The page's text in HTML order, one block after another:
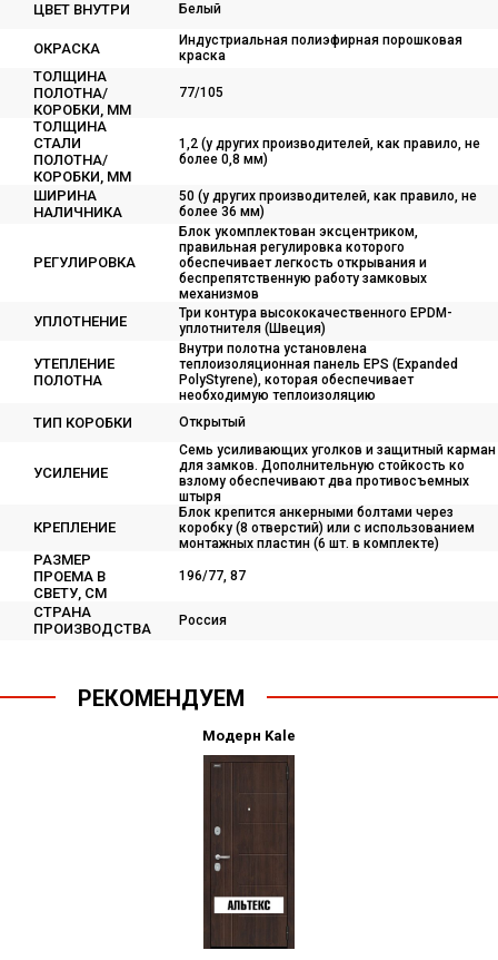
ЦВЕТ ВНУТРИ Белый
ОКРАСКА
Индустриальная полиэфирная порошковая
краска
ТОЛЩИНА
ПОЛОТНА/
КОРОБКИ, ММ
77/105
ТОЛЩИНА
СТАЛИ
ПОЛОТНА/
КОРОБКИ, ММ
1,2 (у других производителей, как правило, не
более 0,8 мм)
ШИРИНА
НАЛИЧНИКА
50 (у других производителей, как правило, не
более 36 мм)
РЕГУЛИРОВКА
Блок укомплектован эксцентриком,
правильная регулировка которого
обеспечивает легкость открывания и
беспрепятственную работу замковых
механизмов
УПЛОТНЕНИЕ
Три контура высококачественного EPDM-
уплотнителя (Швеция)
УТЕПЛЕНИЕ
ПОЛОТНА
Внутри полотна установлена
теплоизоляционная панель EPS (Expanded
PolyStyrene), которая обеспечивает
необходимую теплоизоляцию
ТИП КОРОБКИ Открытый
УСИЛЕНИЕ
Семь усиливающих уголков и защитный карман
для замков. Дополнительную стойкость ко
взлому обеспечивают два противосъемных
штыря
КРЕПЛЕНИЕ
Блок крепится анкерными болтами через
коробку (8 отверстий) или с использованием
монтажных пластин (6 шт. в комплекте)
РАЗМЕР
ПРОЕМА В
СВЕТУ, СМ
196/77, 87
СТРАНА
ПРОИЗВОДСТВА
Россия
РЕКОМЕНДУЕМ
Модерн Kale